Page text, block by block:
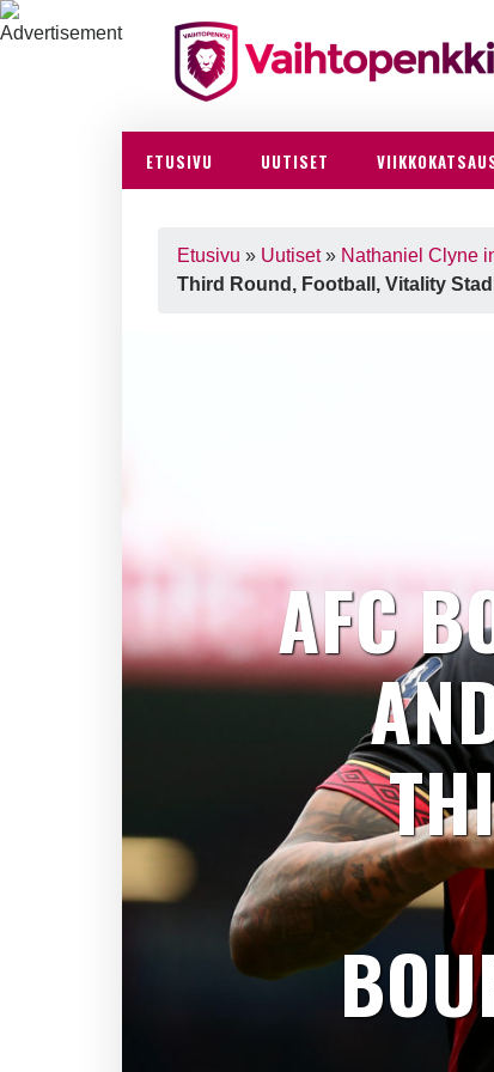
ETUSIVU UUTISET
Etusivu » Uutiset» Nathaniel Clyne
Third Round, Football, Vitality
AFC